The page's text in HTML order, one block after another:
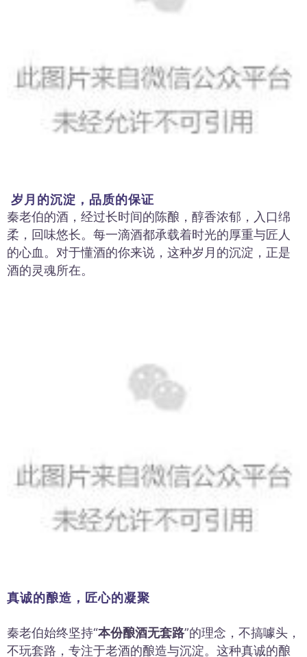
岁月的沉淀，品质的保证
秦老伯的酒，经过长时间的陈酿，醇香浓郁，入口绵
柔，回味悠长。每一滴酒都承载着时光的厚重与匠人
的心血。对于懂酒的你来说，这种岁月的沉淀，正是
酒的灵魂所在。
真诚的酿造，匠心的凝聚
秦老伯始终坚持“本份酿酒无套路”的理念，不搞噱头，
不玩套路，专注于老酒的酿造与沉淀。这种真诚的酿